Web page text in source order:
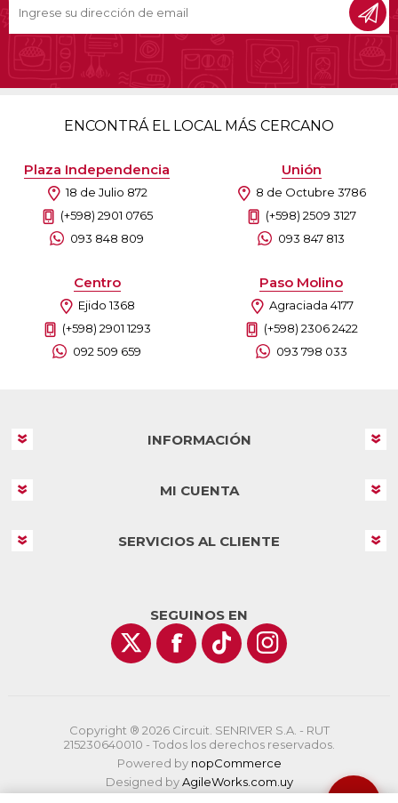
ENCONTRÁ EL LOCAL MÁS CERCANO
Plaza Independencia
18 de Julio 872
(+598) 2901 0765
093 848 809
Unión
8 de Octubre 3786
(+598) 2509 3127
093 847 813
Centro
Ejido 1368
(+598) 2901 1293
092 509 659
Paso Molino
Agraciada 4177
(+598) 2306 2422
093 798 033
INFORMACIÓN
MI CUENTA
SERVICIOS AL CLIENTE
SEGUINOS EN
Copyright ® 2026 Circuit. SENRIVER S.A. - RUT
215230640010 - Todos los derechos reservados.
Powered by nopCommerce
Designed byAgileWorks.com.uy